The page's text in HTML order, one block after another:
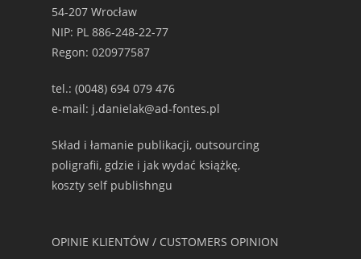
54-207 Wrocław
NIP: PL 886-248-22-77
Regon: 020977587
tel.: (0048) 694 079 476
e-mail: j.danielak@ad-fontes.pl
Skład i łamanie publikacji, outsourcing
poligrafii, gdzie i jak wydać książkę,
koszty self publishngu
OPINIE KLIENTÓW / CUSTOMERS OPINION